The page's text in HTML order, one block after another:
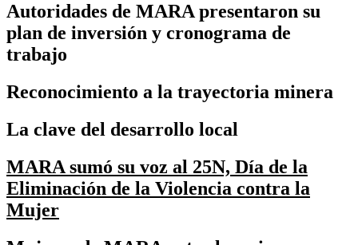
Autoridades de MARA presentaron su
plan de inversión y cronograma de
trabajo
Reconocimiento a la trayectoria minera
La clave del desarrollo local
MARA sumó su voz al 25N, Día de la
Eliminación de la Violencia contra la
Mujer